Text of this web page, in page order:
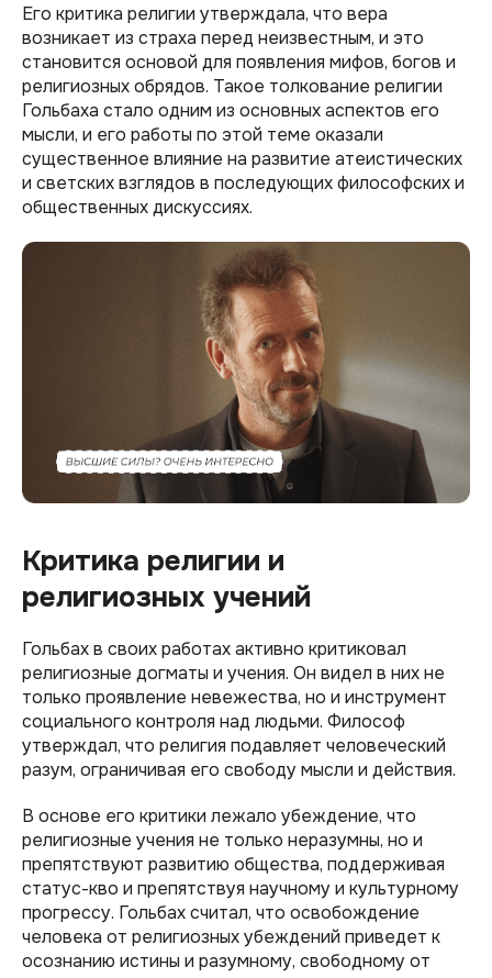
Его критика религии утверждала, что вера
возникает из страха перед неизвестным, и это
становится основой для появления мифов, богов и
религиозных обрядов. Такое толкование религии
Гольбаха стало одним из основных аспектов его
мысли, и его работы по этой теме оказали
существенное влияние на развитие атеистических
и светских взглядов в последующих философских и
общественных дискуссиях.
Критика религии и
религиозных учений
Гольбах в своих работах активно критиковал
религиозные догматы и учения. Он видел в них не
только проявление невежества, но и инструмент
социального контроля над людьми. Философ
утверждал, что религия подавляет человеческий
разум, ограничивая его свободу мысли и действия.
В основе его критики лежало убеждение, что
религиозные учения не только неразумны, но и
препятствуют развитию общества, поддерживая
статус-кво и препятствуя научному и культурному
прогрессу. Гольбах считал, что освобождение
человека от религиозных убеждений приведет к
осознанию истины и разумному, свободному от